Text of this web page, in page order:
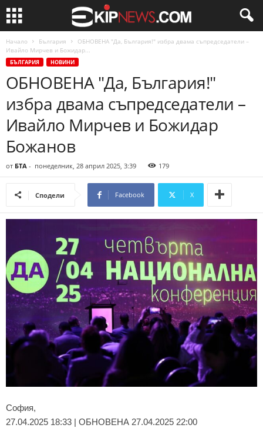
Начало България
ОБНОВЕНА "Да, България!" избра двама съпредседатели –
Ивайло Мирчев и Божидар...
БЪЛГАРИЯ НОВИНИ
ОБНОВЕНА "Да, България!"
избра двама съпредседатели –
Ивайло Мирчев и Божидар
Божанов
от БТА - понеделник, 28 април 2025, 3:39 179
Сподели Facebook X
София,
27.04.2025 18:33 | ОБНОВЕНА 27.04.2025 22:00